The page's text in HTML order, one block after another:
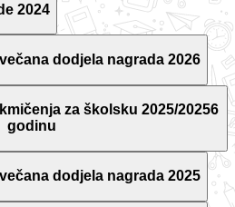
2024
dodjela nagrada 2026
za školsku 2025/20256
godinu
dodjela nagrada 2025